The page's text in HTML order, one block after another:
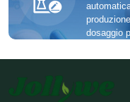
dosaggio